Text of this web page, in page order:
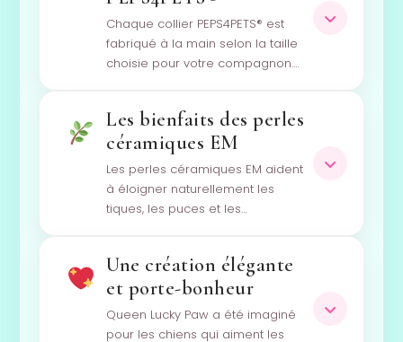
Chaque collier PEPS4PETS® est
fabriqué à la main selon la taille
choisie pour votre compagnon.…
Les bienfaits des perles
céramiques EM
Les perles céramiques EM aident
à éloigner naturellement les
tiques, les puces et les…
Une création élégante
et porte-bonheur
Queen Lucky Paw a été imaginé
pour les chiens qui aiment les